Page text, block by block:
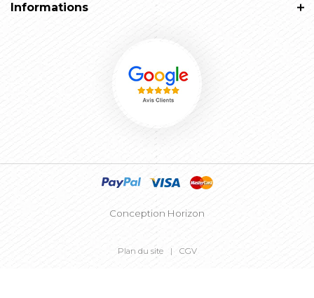
Informations
Conception Horizon
Plan du site CGV